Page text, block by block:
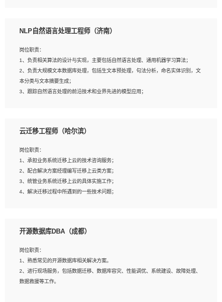
验的更佳；
3、熟悉数据库开发，熟悉Mysql、Oracle、MongoDb数据库应用开发其中一种；
4、熟悉Python Wed框架（Django/Flask...）代码能力优秀，熟悉编码规范和具备
良好的文档编写能力）；
5、沟通表达能力强，具备团队协作能力。
NLP自然语言处理工程师（济南）
岗位职责：
1、负责相关算法的设计与实现，主要包括自然语言处理、通用机器学习算法；
2、负责大规模文本数据库处理，包括生文本预处理，句法分析，命名实体识别，文
本分类与文本摘要生成；
3、跟踪自然语言处理的前沿技术和业界先进的模型应用；
岗位要求：
2、熟悉tensorflow，keras，pytorch等常规深度学习框架，快速根据客户需求实现
有效的模型；
3、熟悉掌握至少一种编程语言，如：Python，Java；
4、 熟悉NLP相关算法与实现；
5、至少有一次及以上问答系统的项目实践，熟悉问答系统全流程开发者优先；
云迁移工程师（哈尔滨）
岗位职责：
1、承担业务系统迁移上云的技术咨询服务；
2、配合解决方案经理编写迁移上云类方案；
3、统管业务系统迁移上云的具体实施工作；
4、解决迁移过程中所遇到的一些技术问题；
1、专科及以上学历，三年以上工作经验，计算机等相关专业；
3、熟悉常见操作系统、存储、网络、 IO 等相关原理；
4、具有迁移工具实操经验，具备P2V、V2V迁移能力；
5、熟练华为、VMware虚拟化、云计算及云存储技术；
6、熟悉主流数据库、应用服务器、中间件部署架构和运维方法；
开源数据库DBA（成都）
岗位职责：
1、熟悉常见的开源数据库相关解决方案。
2、进行现场服务，包括数据迁移、数据库容灾、性能调优、系统建设、故障处理、
数据救援等工作。